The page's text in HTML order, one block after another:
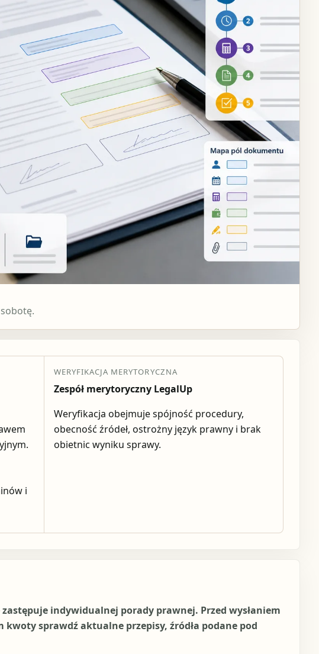
i
WERYFIKACJA MERYTORYCZNA
Zespół merytoryczny LegalUp
Weryfikacja obejmuje spójność procedury,
obecność źródeł, ostrożny język prawny i brak
obietnic wyniku sprawy.
indywidualnej porady prawnej. Przed wysłaniem
sprawdź aktualne przepisy, źródła podane pod